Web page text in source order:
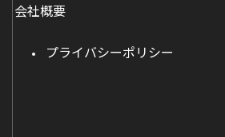
会社概要
プライバシーポリシー